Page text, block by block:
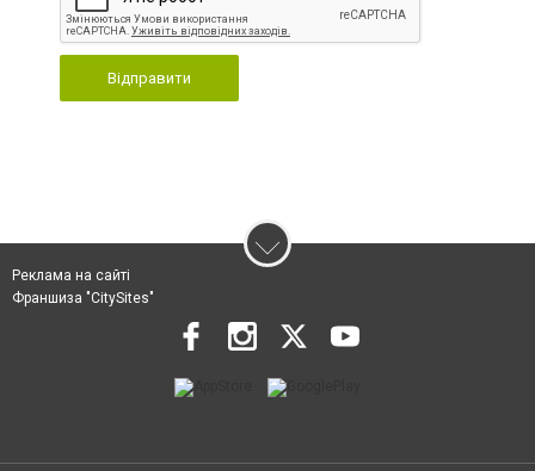
Відправити
Реклама на сайті
Франшиза "CitySites"